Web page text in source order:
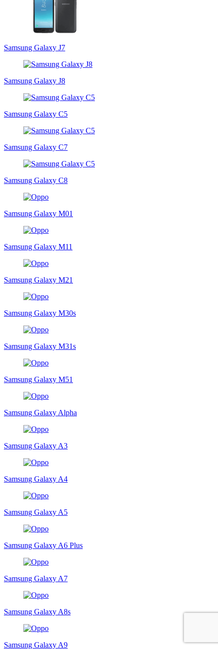
Samsung Galaxy J7
Samsung Galaxy J8
Samsung Galaxy C5
Samsung Galaxy C7
Samsung Galaxy C8
Samsung Galaxy M01
Samsung Galaxy M11
Samsung Galaxy M21
Samsung Galaxy M30s
Samsung Galaxy M31s
Samsung Galaxy M51
Samsung Galaxy Alpha
Samsung Galaxy A3
Samsung Galaxy A4
Samsung Galaxy A5
Samsung Galaxy A6 Plus
Samsung Galaxy A7
Samsung Galaxy A8s
Samsung Galaxy A9